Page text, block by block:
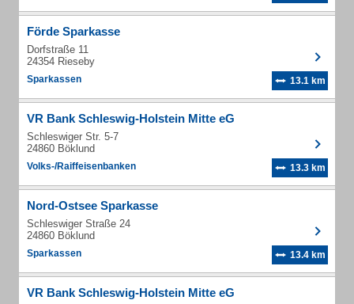
Förde Sparkasse
Dorfstraße 11
24354 Rieseby
Sparkassen 13.1 km
VR Bank Schleswig-Holstein Mitte eG
Schleswiger Str. 5-7
24860 Böklund
Volks-/Raiffeisenbanken 13.3 km
Nord-Ostsee Sparkasse
Schleswiger Straße 24
24860 Böklund
Sparkassen 13.4 km
VR Bank Schleswig-Holstein Mitte eG